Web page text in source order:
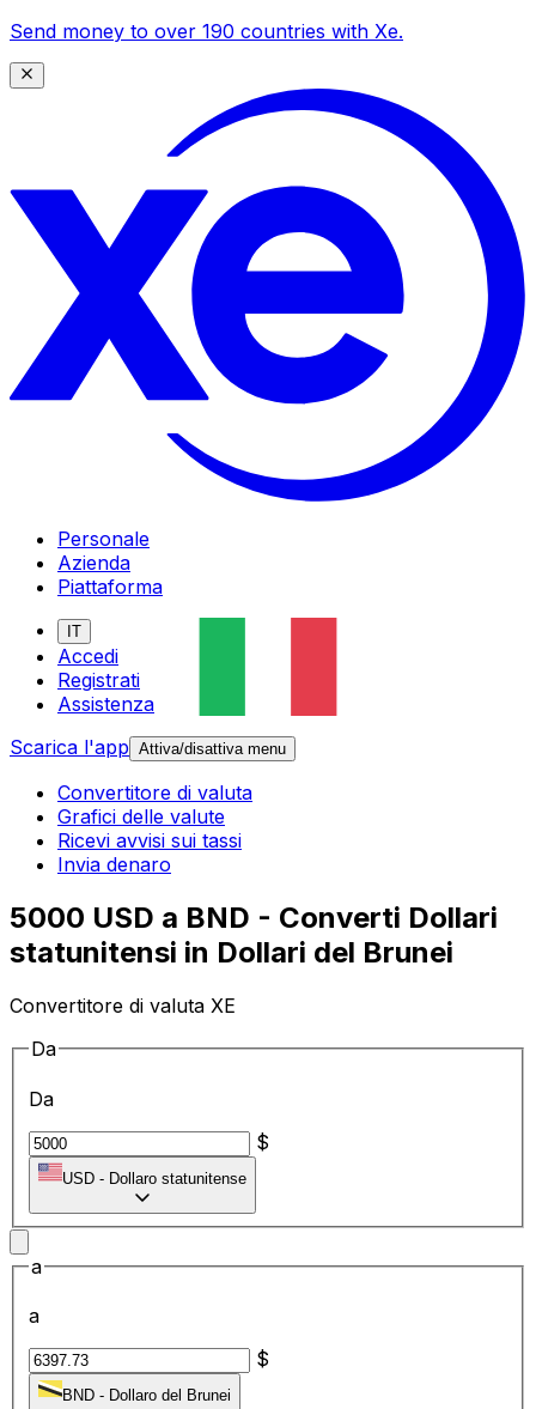
Send money to over 190 countries with Xe.
Personale
Azienda
Piattaforma
IT
Accedi
Registrati
Assistenza
Scarica l'app Attiva/disattiva menu
Convertitore di valuta
Grafici delle valute
Ricevi avvisi sui tassi
Invia denaro
5000 USD a BND - Converti Dollari
statunitensi in Dollari del Brunei
Convertitore di valuta XE
Da
Da
$
USD - Dollaro statunitense
a
a
$
BND - Dollaro del Brunei